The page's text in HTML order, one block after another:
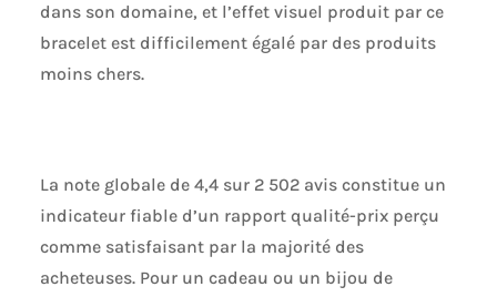
dans son domaine, et l’effet visuel produit par ce
bracelet est difficilement égalé par des produits
moins chers.
La note globale de 4,4 sur 2 502 avis constitue un
indicateur fiable d’un rapport qualité-prix perçu
comme satisfaisant par la majorité des
acheteuses. Pour un cadeau ou un bijou de